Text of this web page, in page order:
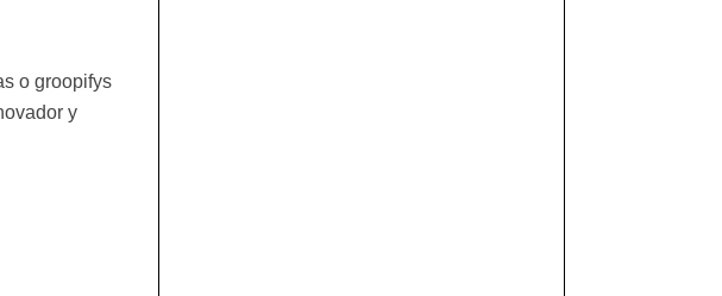
o groopifys
y